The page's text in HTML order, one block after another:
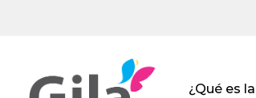
contenido
¿Qué es